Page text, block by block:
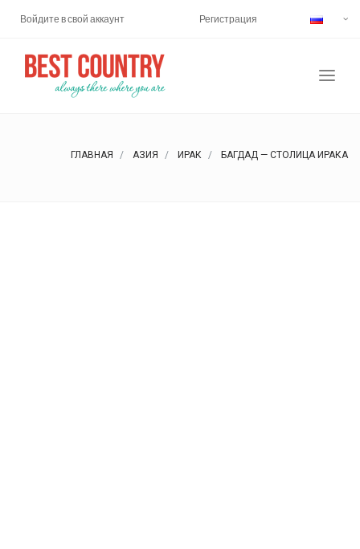
Войдите в свой аккаунт Регистрация
ГЛАВНАЯ АЗИЯ ИРАК БАГДАД — СТОЛИЦА ИРАКА